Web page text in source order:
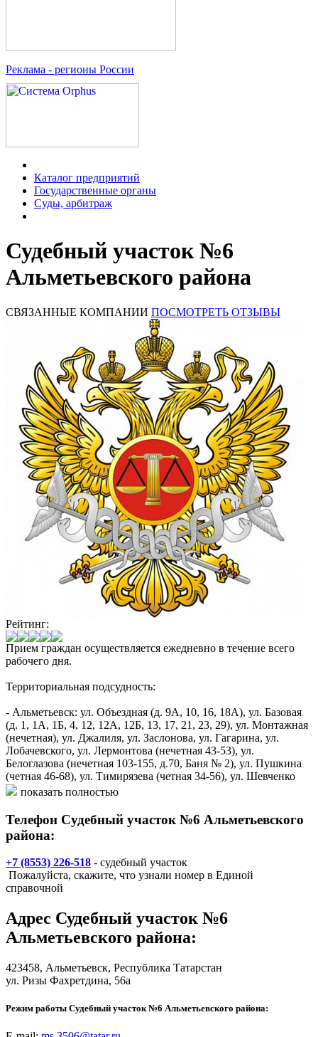
Реклама - регионы России
Каталог предприятий
Государственные органы
Суды, арбитраж
Судебный участок №6
Альметьевского района
СВЯЗАННЫЕ КОМПАНИИ ПОСМОТРЕТЬ ОТЗЫВЫ
Рейтинг:
Прием граждан осуществляется ежедневно в течение всего
рабочего дня.
Территориальная подсудность:
- Альметьевск: ул. Объездная (д. 9А, 10, 16, 18А), ул. Базовая
(д. 1, 1А, 1Б, 4, 12, 12А, 12Б, 13, 17, 21, 23, 29), ул. Монтажная
(нечетная), ул. Джалиля, ул. Заслонова, ул. Гагарина, ул.
Лобачевского, ул. Лермонтова (нечетная 43-53), ул.
Белоглазова (нечетная 103-155, д.70, Баня № 2), ул. Пушкина
(четная 46-68), ул. Тимирязева (четная 34-56), ул. Шевченко
(четная 40-84, 9А, 11, 13), ул. К.Цеткин (четная 46а-56,
Радищева (четная 2-32, нечетная 23-59), ул. Нефтяников (д.23
«а», д.8 ЗАГС), ул. Индустриальная (со 2 по 18),
ул.Маяковского (со 114 по 118), городской парк культуры и
- населенные пункты: д. Туктар, д. Верхняя Мактама, с.
Абдрахманово, с. Васильевка, д. Ураклы Чишма, д. Старое
показать полностью
Телефон Судебный участок №6 Альметьевского
района:
+7 (8553) 226-518 - судебный участок
Пожалуйста, скажите, что узнали номер в Единой
справочной
Адрес Судебный участок №6
Альметьевского района:
423458, Альметьевск, Республика Татарстан
ул. Ризы Фахретдина, 56а
Режим работы Судебный участок №6 Альметьевского района: